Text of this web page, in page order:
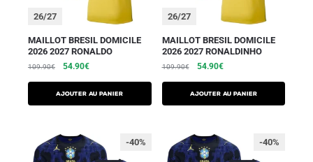
26/27
MAILLOT BRESIL DOMICILE
2026 2027 RONALDO
109.90€ 54.90€
AJOUTER AU PANIER
26/27
MAILLOT BRESIL DOMICILE
2026 2027 RONALDINHO
109.90€ 54.90€
AJOUTER AU PANIER
-40% -40%